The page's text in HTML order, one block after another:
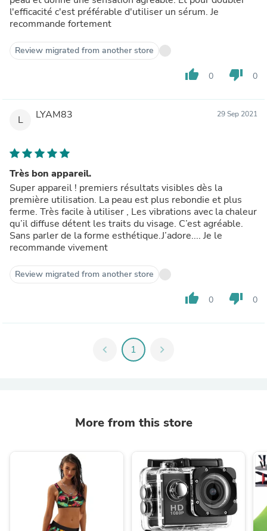
l'efficacité c'est préférable d'utiliser un sérum. Je
recommande fortement
Review migrated from another store
thumb_up 0 thumb_down 0
L LYAM83 29 Sep 2021
Très bon appareil.
Super appareil ! premiers résultats visibles dès la
première utilisation. La peau est plus rebondie et plus
ferme. Très facile à utiliser , Les vibrations avec la chaleur
qu’il diffuse détent les traits du visage. C’est agréable.
Sans parler de la forme esthétique.J’adore.... Je le
recommande vivement
Review migrated from another store
thumb_up 0 thumb_down 0
chevron_left 1 chevron_right
More from this store